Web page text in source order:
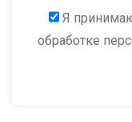
Я
обработке